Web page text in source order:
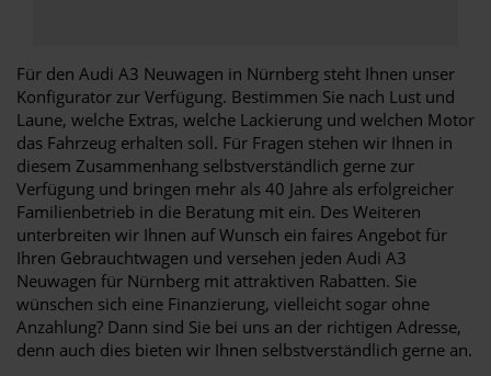
Für den Audi A3 Neuwagen in Nürnberg steht Ihnen unser
Konfigurator zur Verfügung. Bestimmen Sie nach Lust und
Laune, welche Extras, welche Lackierung und welchen Motor
das Fahrzeug erhalten soll. Für Fragen stehen wir Ihnen in
diesem Zusammenhang selbstverständlich gerne zur
Verfügung und bringen mehr als 40 Jahre als erfolgreicher
Familienbetrieb in die Beratung mit ein. Des Weiteren
unterbreiten wir Ihnen auf Wunsch ein faires Angebot für
Ihren Gebrauchtwagen und versehen jeden Audi A3
Neuwagen für Nürnberg mit attraktiven Rabatten. Sie
wünschen sich eine Finanzierung, vielleicht sogar ohne
Anzahlung? Dann sind Sie bei uns an der richtigen Adresse,
denn auch dies bieten wir Ihnen selbstverständlich gerne an.